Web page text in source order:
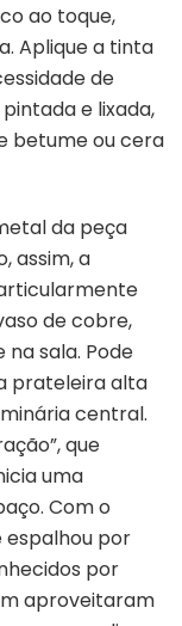
ao toque,
Aplique a tinta
de
e lixada,
betume ou cera
da peça
assim, a
de cobre,
sala. Pode
prateleira alta
central.
que
uma
Com o
espalhou por
por
aproveitaram